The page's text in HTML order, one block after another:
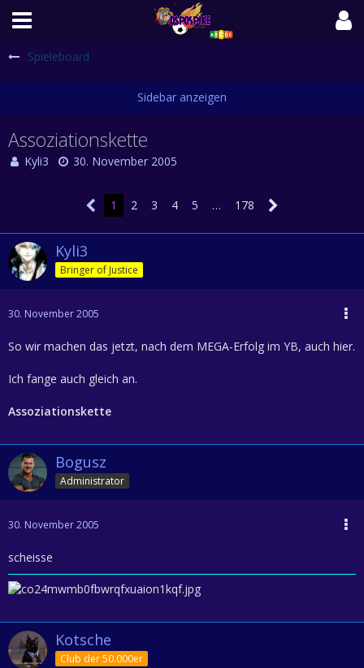
Spieleboard
Assoziationskette
Kyli3 30. November 2005
1 2 3 4 5 … 178
Kyli3
Bringer of Justice
30. November 2005
So wir machen das jetzt, nach dem MEGA-Erfolg im YB, auch hier.
Ich fange auch gleich an.
Assoziationskette
Bogusz
Administrator
30. November 2005
scheisse
Kotsche
Club der 50.000er